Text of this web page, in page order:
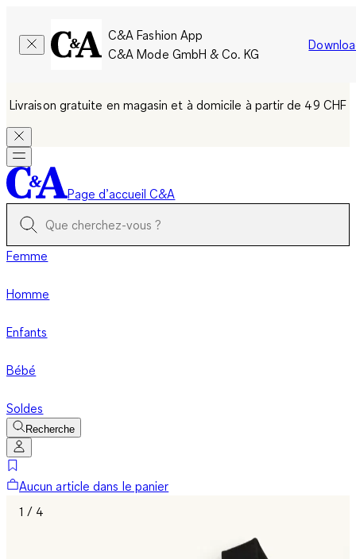
C&A Fashion App
C&A Mode GmbH & Co. KG
Livraison gratuite en magasin et à domicile à partir de 49 CHF
Page d’accueil C&A
Femme
Homme
Enfants
Bébé
Soldes
Recherche
Aucun article dans le panier
1 / 4